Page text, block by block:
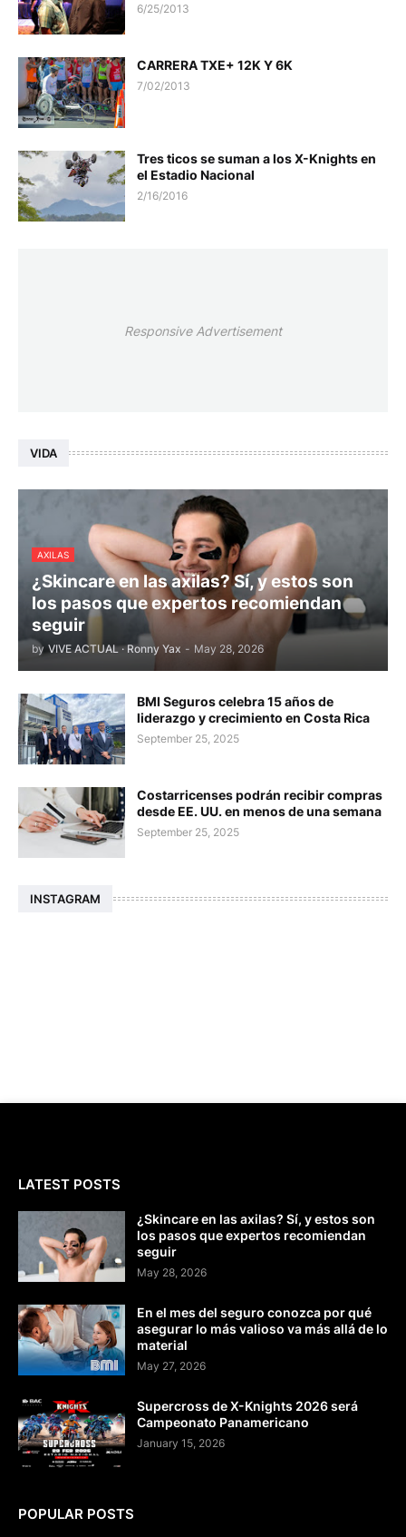
6/25/2013
CARRERA TXE+ 12K Y 6K
7/02/2013
Tres ticos se suman a los X-Knights en
el Estadio Nacional
2/16/2016
Responsive Advertisement
VIDA
AXILAS
¿Skincare en las axilas? Sí, y estos son
los pasos que expertos recomiendan
seguir
by VIVE ACTUAL · Ronny Yax - May 28, 2026
BMI Seguros celebra 15 años de
liderazgo y crecimiento en Costa Rica
September 25, 2025
Costarricenses podrán recibir compras
desde EE. UU. en menos de una semana
September 25, 2025
INSTAGRAM
LATEST POSTS
¿Skincare en las axilas? Sí, y estos son
los pasos que expertos recomiendan
seguir
May 28, 2026
En el mes del seguro conozca por qué
asegurar lo más valioso va más allá de lo
material
May 27, 2026
Supercross de X-Knights 2026 será
Campeonato Panamericano
January 15, 2026
POPULAR POSTS